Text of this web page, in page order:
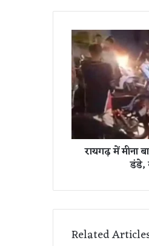
रा
य
ग
ढ़
में
मी
ना
जा
र्ड
रों
रायगढ़ में मीना
डंडे,
Related